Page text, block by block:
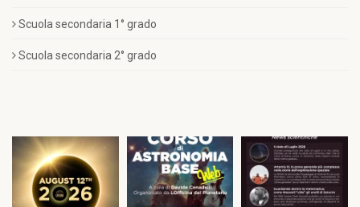
Scuola secondaria 1° grado
Scuola secondaria 2° grado